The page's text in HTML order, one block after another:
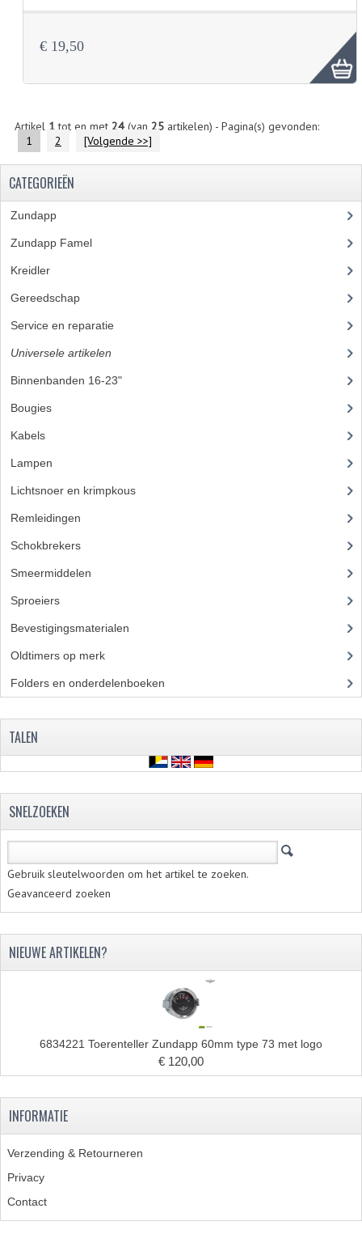
€ 19,50
Artikel 1tot en met 24(van 25artikelen) - Pagina(s) gevonden:
1
2 [Volgende >>]
CATEGORIEËN
Zundapp
Zundapp Famel
Kreidler
Gereedschap
Service en reparatie
Universele artikelen
Binnenbanden 16-23"
Bougies
Kabels
Lampen
Lichtsnoer en krimpkous
Remleidingen
Schokbrekers
Smeermiddelen
Sproeiers
Bevestigingsmaterialen
Oldtimers op merk
Folders en onderdelenboeken
TALEN
SNELZOEKEN
Gebruik sleutelwoorden om het artikel te zoeken.
Geavanceerd zoeken
NIEUWE ARTIKELEN?
6834221 Toerenteller Zundapp 60mm type 73 met logo
€ 120,00
INFORMATIE
Verzending & Retourneren
Privacy
Contact